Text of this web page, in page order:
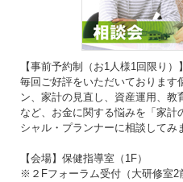
【事前予約制（お1人様1回限り）】
毎回ご好評をいただいております
ン、家計の見直し、資産運用、
など、お金に関する悩みを「家
シャル・プランナーに相談してみ
【会場】保健指導室（1F）
※２Fフォーラム受付（大研修室2